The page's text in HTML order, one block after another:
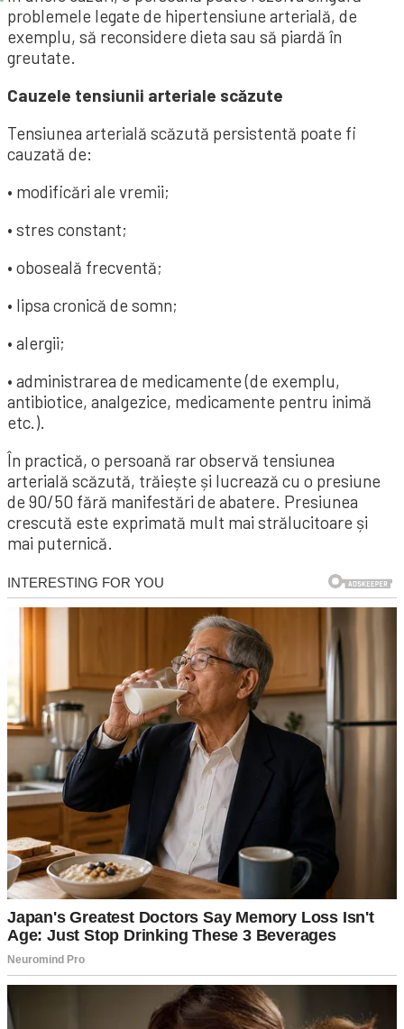
problemele legate de hipertensiune arterială, de
exemplu, să reconsidere dieta sau să piardă în
greutate.
Cauzele tensiunii arteriale scăzute
Tensiunea arterială scăzută persistentă poate fi
cauzată de:
• modificări ale vremii;
• stres constant;
• oboseală frecventă;
• lipsa cronică de somn;
• alergii;
• administrarea de medicamente (de exemplu,
antibiotice, analgezice, medicamente pentru inimă
etc.).
În practică, o persoană rar observă tensiunea
arterială scăzută, trăiește și lucrează cu o presiune
de 90/50 fără manifestări de abatere. Presiunea
crescută este exprimată mult mai strălucitoare și
mai puternică.